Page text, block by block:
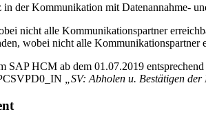
in der Kommunikation mit Datenannahme-
nicht alle Kommunikationspartner
wobei nicht alle Kommunikationspartner
SAP HCM ab dem 01.07.2019
„SV: Abholen u. Bestätigen